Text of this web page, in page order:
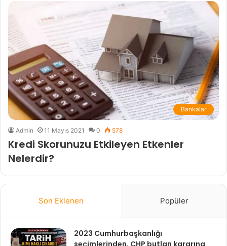
Bankalar
Admin 11 Mayıs 2021 0 578
Kredi Skorunuzu Etkileyen Etkenler
Nelerdir?
Son Eklenen Popüler
2023 Cumhurbaşkanlığı
seçimlerinden, CHP butlan kararına